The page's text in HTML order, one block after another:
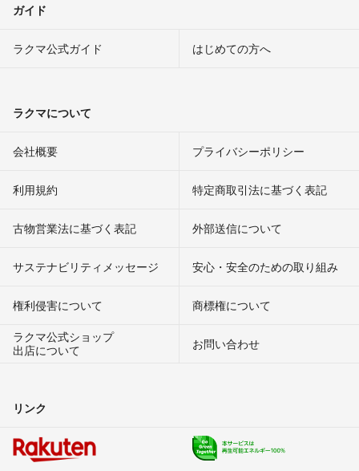
ガイド
ラクマ公式ガイド はじめての方へ
ラクマについて
会社概要 プライバシーポリシー
利用規約 特定商取引法に基づく表記
古物営業法に基づく表記 外部送信について
サステナビリティメッセージ 安心・安全のための取り組み
権利侵害について
商標権について
ラクマ公式ショップ
出店について
お問い合わせ
リンク